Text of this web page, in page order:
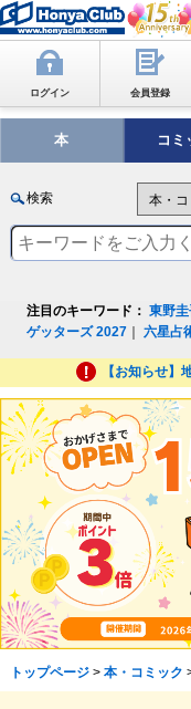
ログイン 会員登録
本 コミ
検索
注目のキーワード： 東野
ゲッターズ 2027 ｜六星占
【お知らせ】
トップページ> 本・コミック